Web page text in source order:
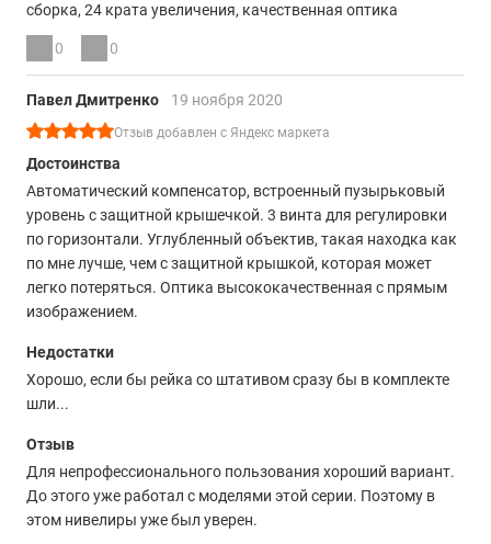
сборка, 24 крата увеличения, качественная оптика
0 0
Павел Дмитренко 19 ноября 2020
Отзыв добавлен с Яндекс маркета
Достоинства
Автоматический компенсатор, встроенный пузырьковый
уровень с защитной крышечкой. 3 винта для регулировки
по горизонтали. Углубленный объектив, такая находка как
по мне лучше, чем с защитной крышкой, которая может
легко потеряться. Оптика высококачественная с прямым
изображением.
Недостатки
Хорошо, если бы рейка со штативом сразу бы в комплекте
шли...
Отзыв
Для непрофессионального пользования хороший вариант.
До этого уже работал с моделями этой серии. Поэтому в
этом нивелиры уже был уверен.